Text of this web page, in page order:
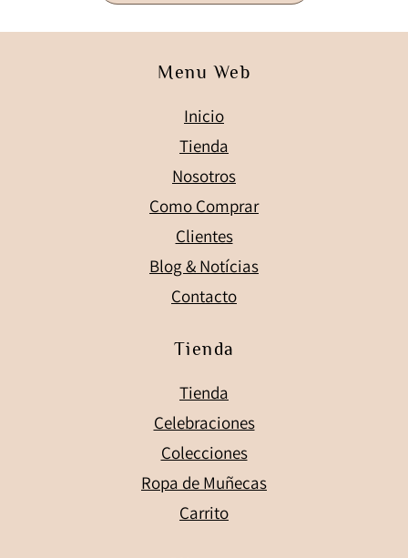
Menu Web
Inicio
Tienda
Nosotros
Como Comprar
Clientes
Blog & Notícias
Contacto
Tienda
Tienda
Celebraciones
Colecciones
Ropa de Muñecas
Carrito